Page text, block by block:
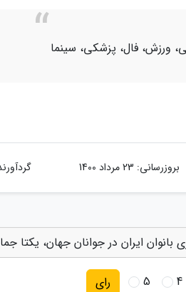
ورزش، فال، پزشکی، سینما
بروزرسانی: 23 مرداد 1400
در جوانان جهان، یکتا جمالی 3 برنز گرفت" امتیاز
4
5 رای